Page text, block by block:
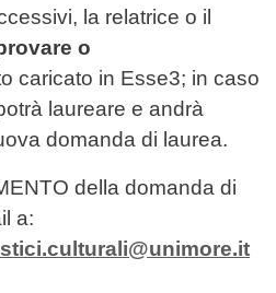
la relatrice o il
o
caricato in Esse3; in caso
laureare e andrà
domanda di laurea.
della domanda di
a: